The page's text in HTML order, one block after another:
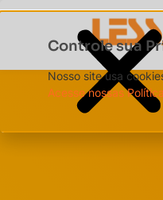
Controle sua
Nosso site usa
Acesse nossas